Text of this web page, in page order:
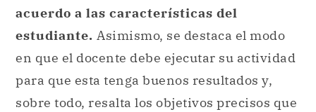
acuerdo a las características del
estudiante. Asimismo, se destaca el modo
en que el docente debe ejecutar su actividad
para que esta tenga buenos resultados y,
sobre todo, resalta los objetivos precisos que